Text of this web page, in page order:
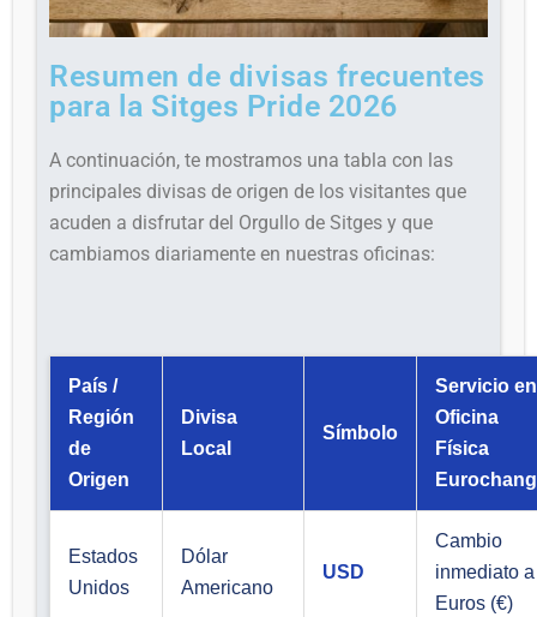
Resumen de divisas frecuentes
para la Sitges Pride 2026
A continuación, te mostramos una tabla con las
principales divisas de origen de los visitantes que
acuden a disfrutar del Orgullo de Sitges y que
cambiamos diariamente en nuestras oficinas:
País /
Región
de
Origen
Divisa
Local
Símbolo
Servicio en
Oficina
Física
Estados
Unidos
Dólar
Americano
USD
Cambio
inmediato a
Euros (€)